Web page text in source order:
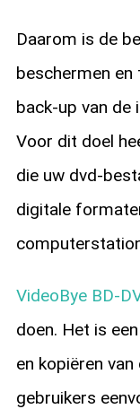
Daarom is de
beschermen en
back-up van de
Voor dit doel
die uw dvd-
digitale
VideoBye BD-
doen. Het is
en kopiëren
gebruikers